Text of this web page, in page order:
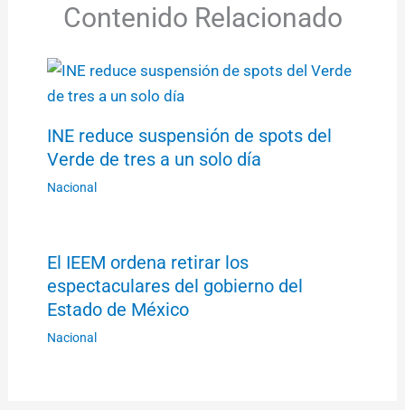
Contenido Relacionado
INE reduce suspensión de spots del
Verde de tres a un solo día
Nacional
El IEEM ordena retirar los
espectaculares del gobierno del
Estado de México
Nacional